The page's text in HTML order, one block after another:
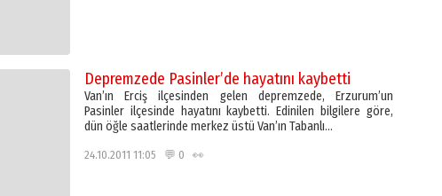
Depremzede Pasinler’de hayatını kaybetti
Van’ın Erciş ilçesinden gelen depremzede, Erzurum’un
Pasinler ilçesinde hayatını kaybetti. Edinilen bilgilere göre,
dün öğle saatlerinde merkez üstü Van’ın Tabanlı…
24.10.2011 11:05 💬 0 👀